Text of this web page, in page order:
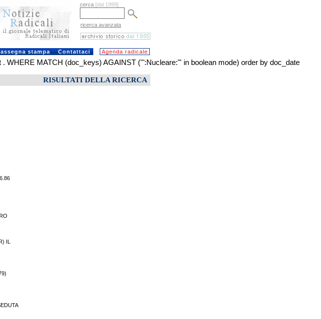
cerca [dal 1999]
ricerca avanzata
stampa Contattaci Agenda radicale
MATCH (doc_keys) AGAINST ('":Nucleare:"' in boolean mode) order by doc_date
RISULTATI DELLA RICERCA
IL